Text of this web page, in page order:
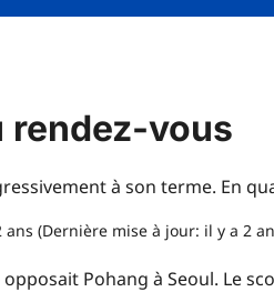
rendez-vous
à son terme. En
ans (Dernière mise à jour: il y a 2
opposait Pohang à Seoul. Le